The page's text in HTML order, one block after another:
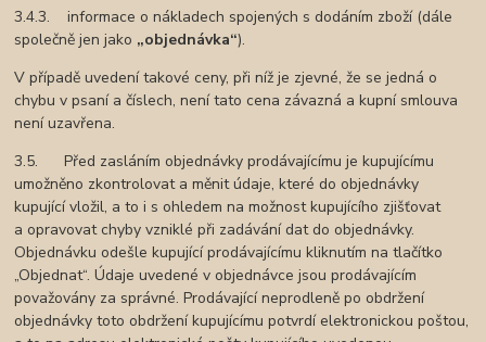
3.4.3. informace o nákladech spojených s dodáním zboží (dále
společně jen jako „objednávka“).
V případě uvedení takové ceny, při níž je zjevné, že se jedná o
chybu v psaní a číslech, není tato cena závazná a kupní smlouva
není uzavřena.
3.5. Před zasláním objednávky prodávajícímu je kupujícímu
umožněno zkontrolovat a měnit údaje, které do objednávky
kupující vložil, a to i s ohledem na možnost kupujícího zjišťovat
a opravovat chyby vzniklé při zadávání dat do objednávky.
Objednávku odešle kupující prodávajícímu kliknutím na tlačítko
„Objednat“. Údaje uvedené v objednávce jsou prodávajícím
považovány za správné. Prodávající neprodleně po obdržení
objednávky toto obdržení kupujícímu potvrdí elektronickou poštou,